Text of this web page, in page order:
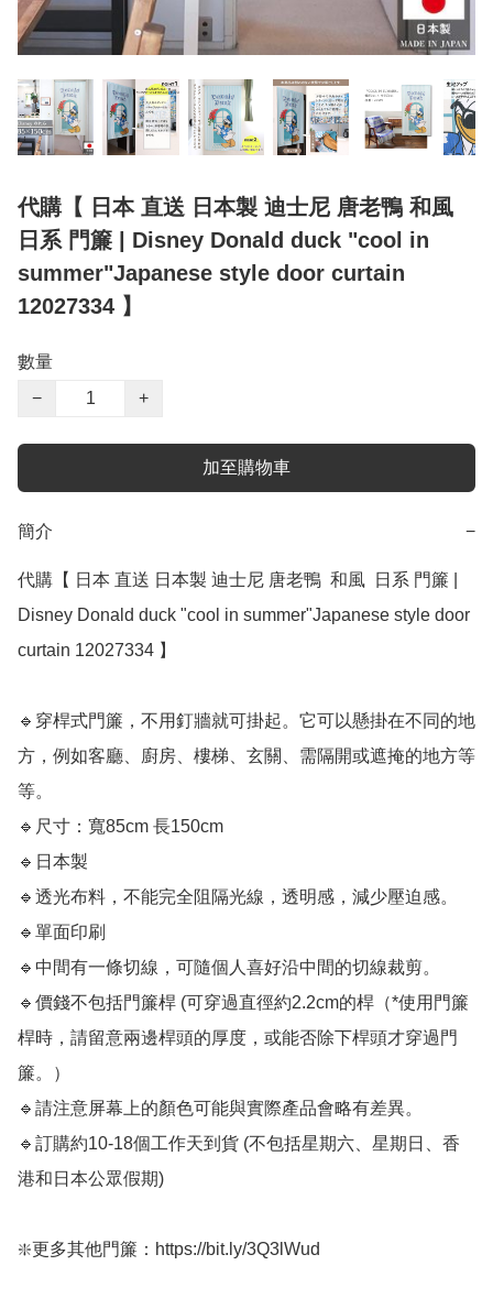
代購【 日本 直送 日本製 迪士尼 唐老鴨 和風
日系 門簾 | Disney Donald duck "cool in
summer"Japanese style door curtain
12027334 】
數量
−
+
加至購物車
簡介 −
代購【 日本 直送 日本製 迪士尼 唐老鴨  和風  日系 門簾 |
Disney Donald duck "cool in summer"Japanese style door
curtain 12027334 】
🔹穿桿式門簾，不用釘牆就可掛起。它可以懸掛在不同的地
方，例如客廳、廚房、樓梯、玄關、需隔開或遮掩的地方等
等。
🔹尺寸：寬85cm 長150cm
🔹日本製
🔹透光布料，不能完全阻隔光線，透明感，減少壓迫感。
🔹單面印刷
🔹中間有一條切線，可隨個人喜好沿中間的切線裁剪。
🔹價錢不包括門簾桿 (可穿過直徑約2.2cm的桿（*使用門簾
桿時，請留意兩邊桿頭的厚度，或能否除下桿頭才穿過門
簾。）
🔹請注意屏幕上的顏色可能與實際產品會略有差異。
🔹訂購約10-18個工作天到貨 (不包括星期六、星期日、香
港和日本公眾假期) ﻿
❇️更多其他門簾：https://bit.ly/3Q3lWud